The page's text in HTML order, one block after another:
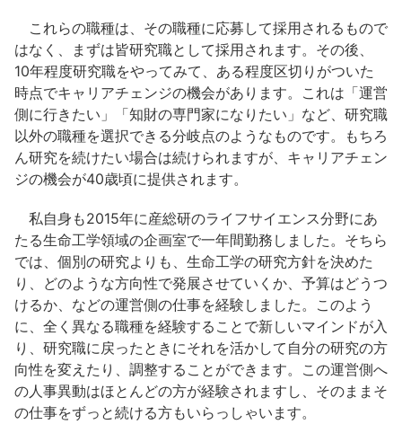
これらの職種は、その職種に応募して採用されるもので
はなく、まずは皆研究職として採用されます。その後、
10年程度研究職をやってみて、ある程度区切りがついた
時点でキャリアチェンジの機会があります。これは「運営
側に行きたい」「知財の専門家になりたい」など、研究職
以外の職種を選択できる分岐点のようなものです。もちろ
ん研究を続けたい場合は続けられますが、キャリアチェン
ジの機会が40歳頃に提供されます。
私自身も2015年に産総研のライフサイエンス分野にあ
たる生命工学領域の企画室で一年間勤務しました。そちら
では、個別の研究よりも、生命工学の研究方針を決めた
り、どのような方向性で発展させていくか、予算はどうつ
けるか、などの運営側の仕事を経験しました。このよう
に、全く異なる職種を経験することで新しいマインドが入
り、研究職に戻ったときにそれを活かして自分の研究の方
向性を変えたり、調整することができます。この運営側へ
の人事異動はほとんどの方が経験されますし、そのままそ
の仕事をずっと続ける方もいらっしゃいます。